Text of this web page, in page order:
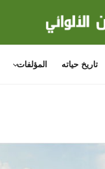
تاريخ حياته المؤلفات